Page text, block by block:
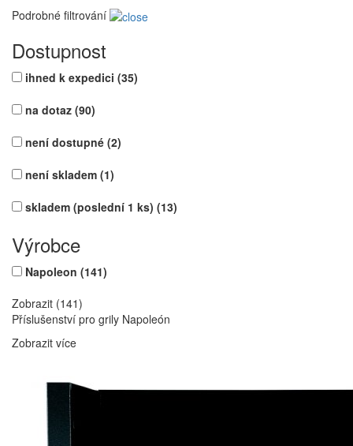
Podrobné filtrování
Dostupnost
ihned k expedici (35)
na dotaz (90)
není dostupné (2)
není skladem (1)
skladem (poslední 1 ks) (13)
Výrobce
Napoleon (141)
Zobrazit (141)
Příslušenství pro grily Napoleón
Zobrazit více